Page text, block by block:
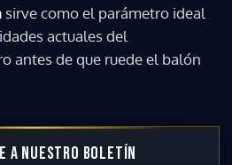
sirve como el parámetro ideal
actuales del
antes de que ruede el balón
A NUESTRO BOLETÍN